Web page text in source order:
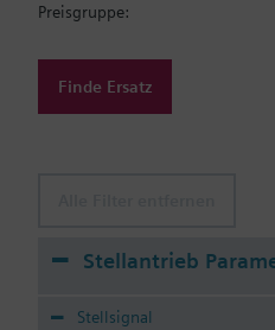
Preisgruppe:
Finde Ersatz
Stellantrieb
Stellsignal